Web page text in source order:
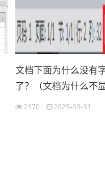
文档下面为什么没有
了？（文档为什么不
2370 2025-03-31